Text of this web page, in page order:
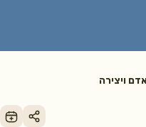
ויצירה